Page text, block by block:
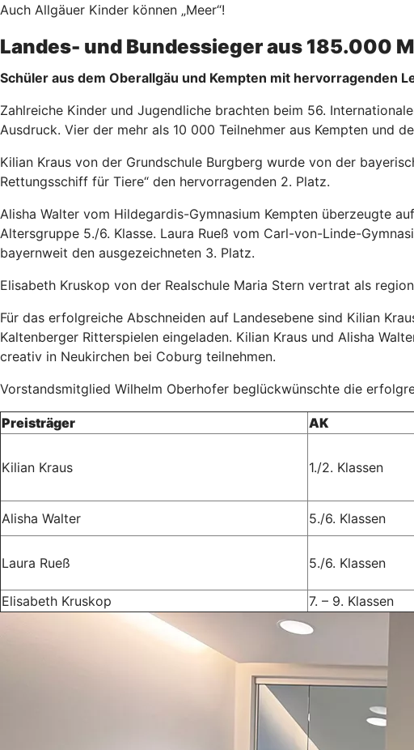
Auch Allgäuer Kinder können „Meer“!
Landes- und Bundessieger aus 185.000
Schüler aus dem Oberallgäu und Kempten mit hervorragenden
Zahlreiche Kinder und Jugendliche brachten beim 56.
Ausdruck. Vier der mehr als 10 000 Teilnehmer aus Kempten und
Kilian Kraus von der Grundschule Burgberg wurde von der
Rettungsschiff für Tiere“ den hervorragenden 2. Platz.
Alisha Walter vom Hildegardis-Gymnasium Kempten überzeugte
Altersgruppe 5./6. Klasse. Laura Rueß vom Carl-von-Linde-
bayernweit den ausgezeichneten 3. Platz.
Elisabeth Kruskop von der Realschule Maria Stern vertrat als
Für das erfolgreiche Abschneiden auf Landesebene sind Kilian
Kaltenberger Ritterspielen eingeladen. Kilian Kraus und Alisha
creativ in Neukirchen bei Coburg teilnehmen.
Vorstandsmitglied Wilhelm Oberhofer beglückwünschte die
Preisträger AK
Kilian Kraus 1./2. Klassen
Alisha Walter 5./6. Klassen
Laura Rueß 5./6. Klassen
Elisabeth Kruskop 7. – 9. Klassen